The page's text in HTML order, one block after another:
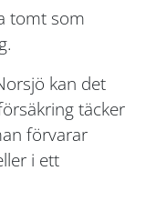
tomt som
kan det
täcker
förvarar
i ett